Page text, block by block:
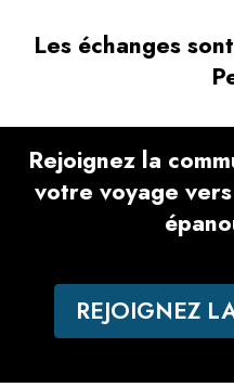
Les échanges
Rejoignez la
votre voyage
REJOIGNEZ